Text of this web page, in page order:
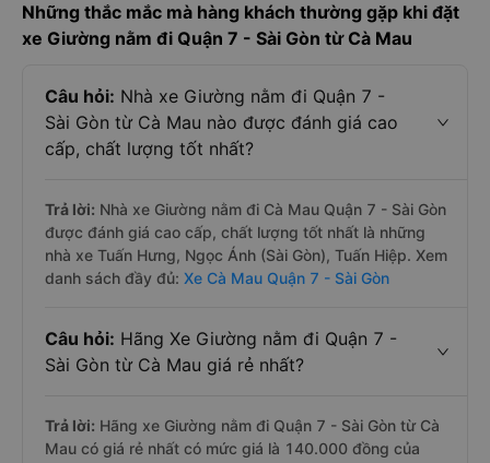
Những thắc mắc mà hàng khách thường gặp khi đặt
xe Giường nằm đi Quận 7 - Sài Gòn từ Cà Mau
Câu hỏi: Nhà xe Giường nằm đi Quận 7 -
Sài Gòn từ Cà Mau nào được đánh giá cao
cấp, chất lượng tốt nhất?
Trả lời: Nhà xe Giường nằm đi Cà Mau Quận 7 - Sài Gòn
được đánh giá cao cấp, chất lượng tốt nhất là những
nhà xe Tuấn Hưng, Ngọc Ánh (Sài Gòn), Tuấn Hiệp. Xem
danh sách đầy đủ: Xe Cà Mau Quận 7 - Sài Gòn
Câu hỏi: Hãng Xe Giường nằm đi Quận 7 -
Sài Gòn từ Cà Mau giá rẻ nhất?
Trả lời: Hãng xe Giường nằm đi Quận 7 - Sài Gòn từ Cà
Mau có giá rẻ nhất có mức giá là 140.000 đồng của